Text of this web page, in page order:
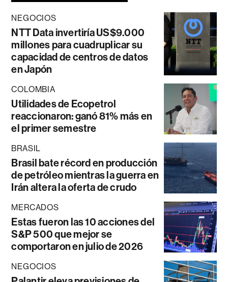
NEGOCIOS
NTT Data invertiría US$9.000
millones para cuadruplicar su
capacidad de centros de datos
en Japón
COLOMBIA
Utilidades de Ecopetrol
reaccionaron: ganó 81% más en
el primer semestre
BRASIL
Brasil bate récord en producción
de petróleo mientras la guerra en
Irán altera la oferta de crudo
MERCADOS
Estas fueron las 10 acciones del
S&P 500 que mejor se
comportaron en julio de 2026
NEGOCIOS